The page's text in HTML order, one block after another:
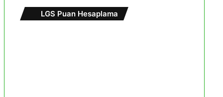
LGS Puan Hesaplama